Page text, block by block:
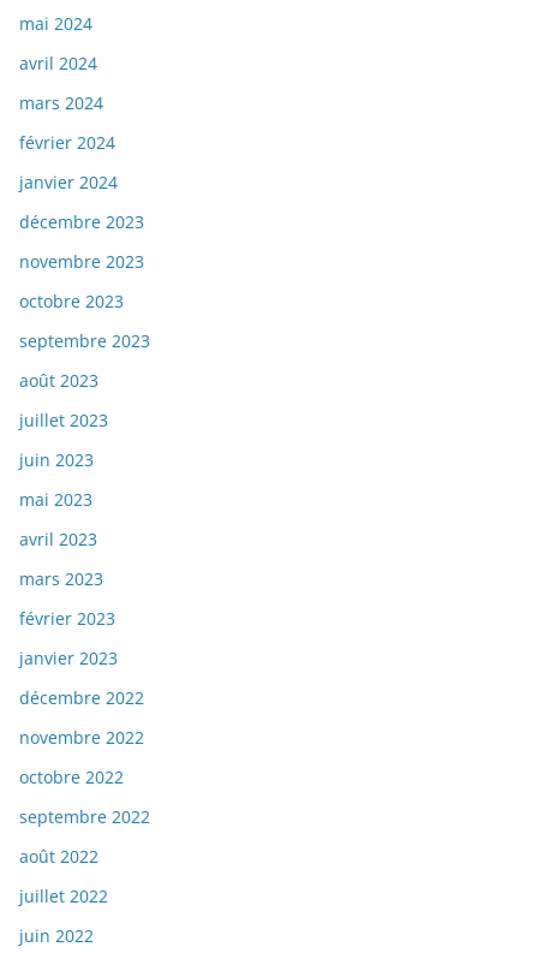
mai 2024
avril 2024
mars 2024
février 2024
janvier 2024
décembre 2023
novembre 2023
octobre 2023
septembre 2023
août 2023
juillet 2023
juin 2023
mai 2023
avril 2023
mars 2023
février 2023
janvier 2023
décembre 2022
novembre 2022
octobre 2022
septembre 2022
août 2022
juillet 2022
juin 2022